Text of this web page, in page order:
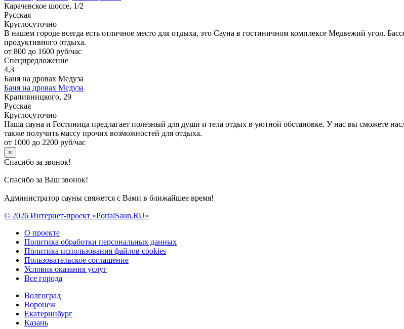
Карачевское шоссе, 1/2
Русская
Круглосуточно
В нашем городе всегда есть отличное место для отдыха, это Сауна в гостиничном комплексе Медвежий угол.
продуктивного отдыха.
от 800 до 1600 руб/час
Спецпредложение
4,3
Баня на дровах Медуза
Баня на дровах Медуза
Крапивницкого, 29
Русская
Круглосуточно
Наша сауна и Гостиница предлагает полезный для души и тела отдых в уютной обстановке. У нас вы сможете
также получить массу прочих возможностей для отдыха.
от 1000 до 2200 руб/час
×
Спасибо за звонок!
Спасибо за Ваш звонок!
Администратор сауны свяжется с Вами в ближайшее время!
© 2026 Интернет-проект «PortalSaun.RU»
О проекте
Политика обработки персональных данных
Политика использования файлов cookies
Пользовательское соглашение
Условия оказания услуг
Все города
Волгоград
Воронеж
Екатеринбург
Казань